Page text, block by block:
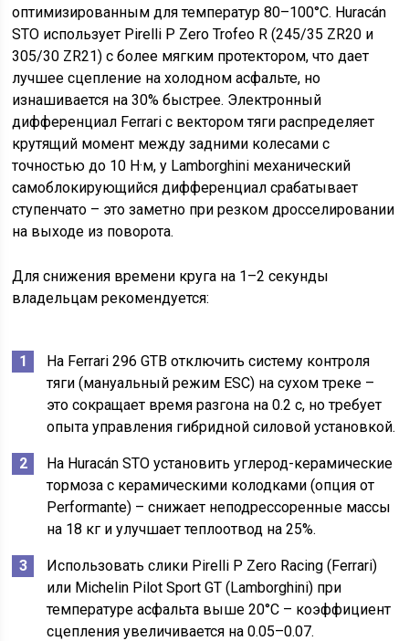
оптимизированным для температур 80–100°C. Huracán
STO использует Pirelli P Zero Trofeo R (245/35 ZR20 и
305/30 ZR21) с более мягким протектором, что дает
лучшее сцепление на холодном асфальте, но
изнашивается на 30% быстрее. Электронный
дифференциал Ferrari с вектором тяги распределяет
крутящий момент между задними колесами с
точностью до 10 Н·м, у Lamborghini механический
самоблокирующийся дифференциал срабатывает
ступенчато – это заметно при резком дросселировании
на выходе из поворота.
Для снижения времени круга на 1–2 секунды
владельцам рекомендуется:
На Ferrari 296 GTB отключить систему контроля
тяги (мануальный режим ESC) на сухом треке –
это сокращает время разгона на 0.2 с, но требует
опыта управления гибридной силовой установкой.
На Huracán STO установить углерод-керамические
тормоза с керамическими колодками (опция от
Performante) – снижает неподрессоренные массы
на 18 кг и улучшает теплоотвод на 25%.
Использовать слики Pirelli P Zero Racing (Ferrari)
или Michelin Pilot Sport GT (Lamborghini) при
температуре асфальта выше 20°C – коэффициент
сцепления увеличивается на 0.05–0.07.